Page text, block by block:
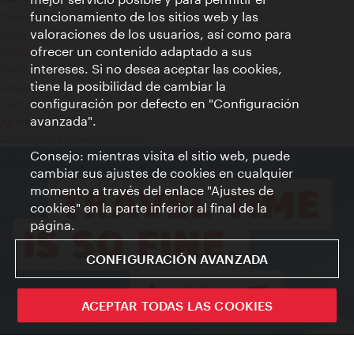
Contacto
Aviso legal
Política de privacidad de datos
Terms of Use
Accesibilidad
Contacto para la prensa
Ajustes de cookie
funcionamiento de los sitios web y las
valoraciones de los usuarios, así como para
ofrecer un contenido adaptado a sus
intereses. Si no desea aceptar las cookies,
tiene la posibilidad de cambiar la
configuración por defecto en "Configuración
avanzada".
Consejo: mientras visita el sitio web, puede
cambiar sus ajustes de cookies en cualquier
momento a través del enlace "Ajustes de
cookies" en la parte inferior al final de la
página.
CONFIGURACIÓN AVANZADA
ACEPTAR TODAS LAS COOKIES